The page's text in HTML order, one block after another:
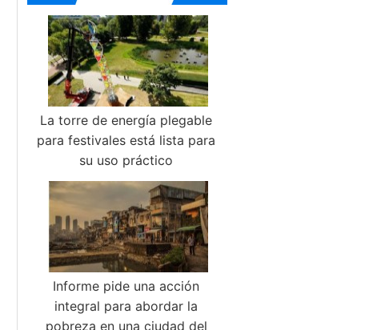
La torre de energía plegable
para festivales está lista para
su uso práctico
Informe pide una acción
integral para abordar la
pobreza en una ciudad del